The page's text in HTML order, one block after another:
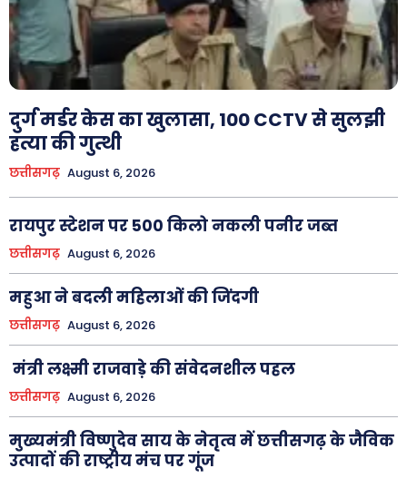
दुर्ग मर्डर केस का खुलासा, 100 CCTV से सुलझी
हत्या की गुत्थी
छत्तीसगढ़ August 6, 2026
रायपुर स्टेशन पर 500 किलो नकली पनीर जब्त
छत्तीसगढ़ August 6, 2026
महुआ ने बदली महिलाओं की जिंदगी
छत्तीसगढ़ August 6, 2026
मंत्री लक्ष्मी राजवाड़े की संवेदनशील पहल
छत्तीसगढ़ August 6, 2026
मुख्यमंत्री विष्णुदेव साय के नेतृत्व में छत्तीसगढ़ के जैविक
उत्पादों की राष्ट्रीय मंच पर गूंज